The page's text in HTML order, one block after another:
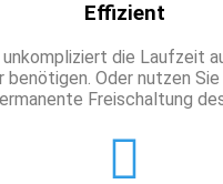
Effizient
unkompliziert die Laufzeit
benötigen. Oder nutzen
Freischaltung